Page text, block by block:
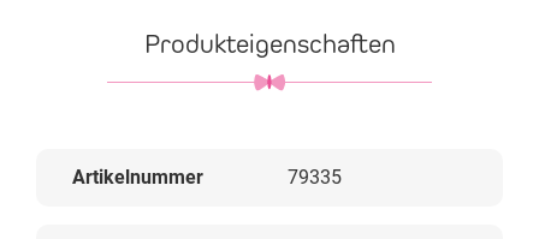
Produkteigenschaften
Artikelnummer 79335